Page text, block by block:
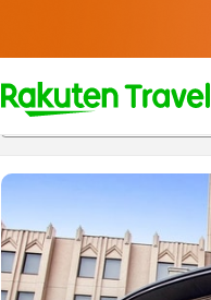
t
p
a
e
_
s
e
개요객실 & 숙박 상품이용 후기